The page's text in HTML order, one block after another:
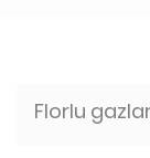
Florlu